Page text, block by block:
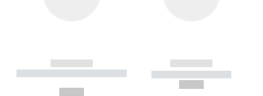
------------
----------- ----------- --------
------------
----------- -----------